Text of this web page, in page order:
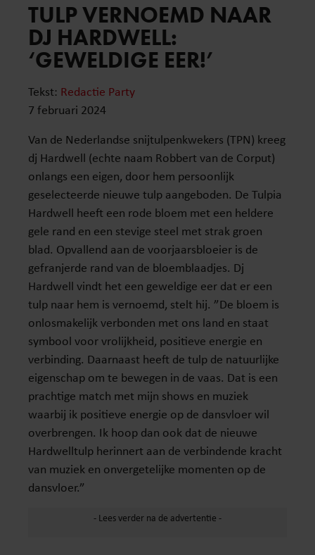
TULP VERNOEMD NAAR
DJ HARDWELL:
‘GEWELDIGE EER!’
Tekst: Redactie Party
7 februari 2024
Van de Nederlandse snijtulpenkwekers (TPN) kreeg
dj Hardwell (echte naam Robbert van de Corput)
onlangs een eigen, door hem persoonlijk
geselecteerde nieuwe tulp aangeboden. De Tulpia
Hardwell heeft een rode bloem met een heldere
gele rand en een stevige steel met strak groen
blad. Opvallend aan de voorjaarsbloeier is de
gefranjerde rand van de bloemblaadjes. Dj
Hardwell vindt het een geweldige eer dat er een
tulp naar hem is vernoemd, stelt hij. ”De bloem is
onlosmakelijk verbonden met ons land en staat
symbool voor vrolijkheid, positieve energie en
verbinding. Daarnaast heeft de tulp de natuurlijke
eigenschap om te bewegen in de vaas. Dat is een
prachtige match met mijn shows en muziek
waarbij ik positieve energie op de dansvloer wil
overbrengen. Ik hoop dan ook dat de nieuwe
Hardwelltulp herinnert aan de verbindende kracht
van muziek en onvergetelijke momenten op de
dansvloer.”